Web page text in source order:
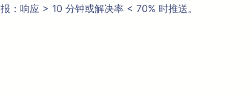
：响应 > 10 分钟或解决率 < 70% 时推送。